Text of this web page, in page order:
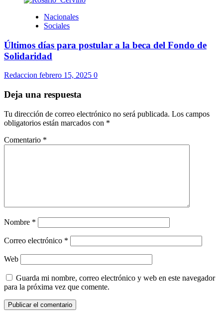
Nacionales
Sociales
Últimos días para postular a la beca del Fondo de
Solidaridad
Redaccion febrero 15, 2025 0
Deja una respuesta
Tu dirección de correo electrónico no será publicada. Los campos
obligatorios están marcados con *
Comentario *
Nombre *
Correo electrónico *
Web
Guarda mi nombre, correo electrónico y web en este navegador
para la próxima vez que comente.